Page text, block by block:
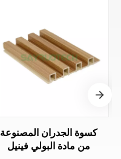
كسوة الجدران المصنوعة
من مادة البولي فينيل